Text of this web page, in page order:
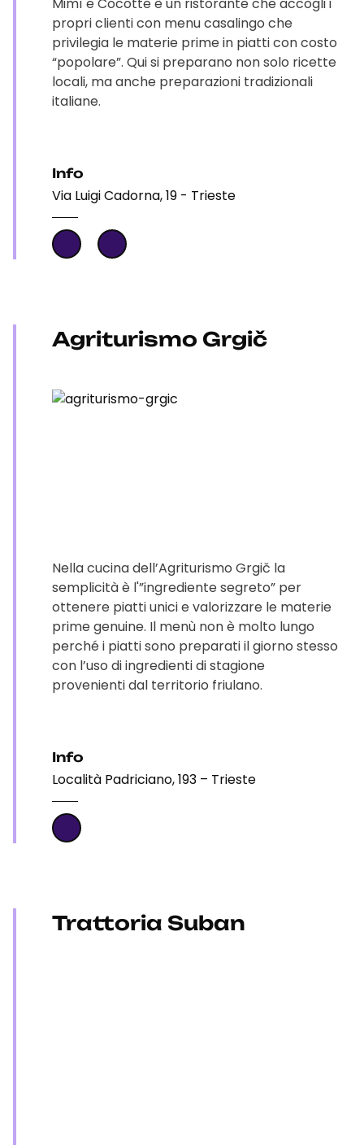
propri clienti con menu casalingo che
privilegia le materie prime in piatti con costo
“popolare”. Qui si preparano non solo ricette
locali, ma anche preparazioni tradizionali
italiane.
Info
Via Luigi Cadorna, 19 - Trieste
Agriturismo Grgič
Nella cucina dell’Agriturismo Grgič la
semplicità è l'”ingrediente segreto” per
ottenere piatti unici e valorizzare le materie
prime genuine. Il menù non è molto lungo
perché i piatti sono preparati il giorno stesso
con l’uso di ingredienti di stagione
provenienti dal territorio friulano.
Info
Località Padriciano, 193 – Trieste
Trattoria Suban